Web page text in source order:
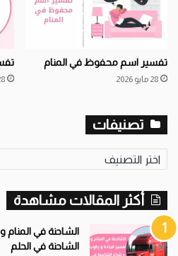
تفسير اسم محفوظ في المنام
28 مايو 2026 28
تصنيفات
ص
ف
ا
ت
أكثر المقالات مشاهدة
الشاحنة في
الشاحنة في الحلم